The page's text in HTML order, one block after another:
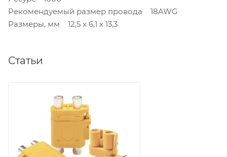
Рекомендуемый размер провода 18AWG
Размеры, мм 12,5 х 6,1 х 13,3
Статьи